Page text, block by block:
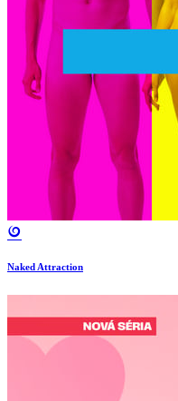
Naked Attraction